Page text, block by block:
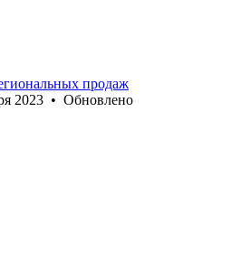
продаж
2023 • Обновлено